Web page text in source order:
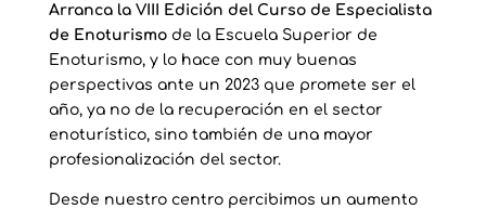
Arranca la VIII Edición del Curso de Especialista
de Enoturismode la Escuela Superior de
Enoturismo, y lo hace con muy buenas
perspectivas ante un 2023 que promete ser el
año, ya no de la recuperación en el sector
enoturístico, sino también de una mayor
profesionalización del sector.
Desde nuestro centro percibimos un aumento